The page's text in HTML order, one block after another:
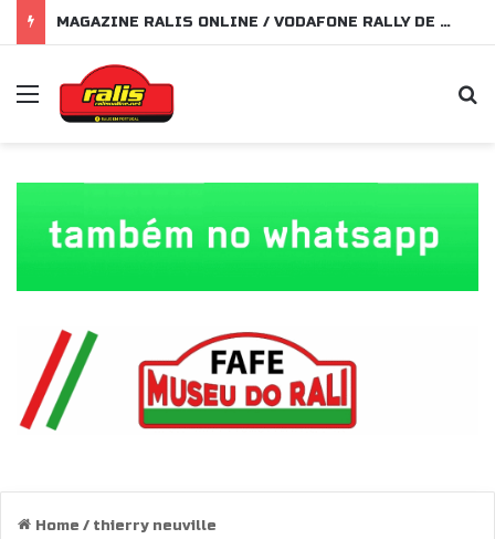
MAGAZINE RALIS ONLINE / VODAFONE RALLY DE PORTUGAL 2026
Menu
Home / thierry neuville